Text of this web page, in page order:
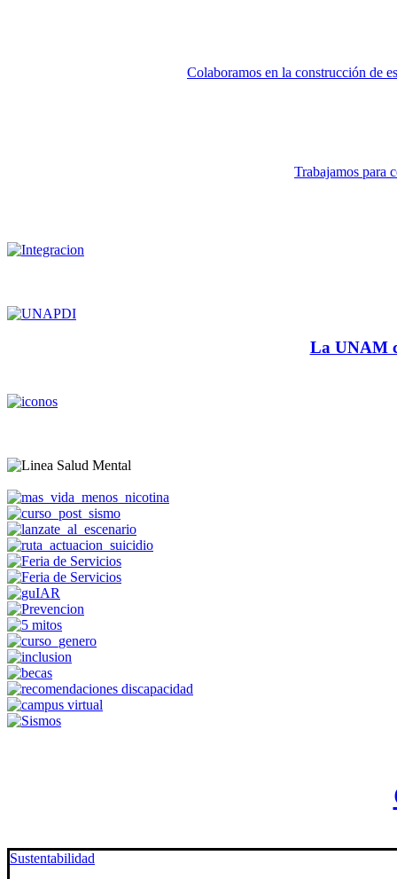
Colaboramos en la construcción de
Trabajamos para
La UNAM
Sustentabilidad